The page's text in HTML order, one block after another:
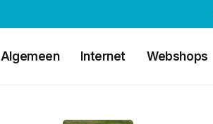
Algemeen Internet Webshops